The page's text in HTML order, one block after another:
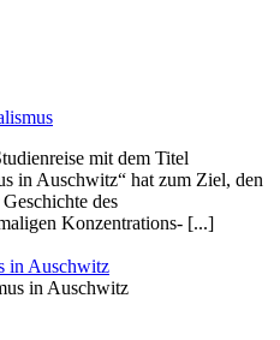
mit dem Titel
in Auschwitz“ hat zum Ziel, den
des
Konzentrations- [...]
in Auschwitz